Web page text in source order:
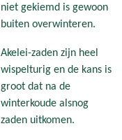
niet gekiemd is gewoon
buiten overwinteren.
Akelei-zaden zijn heel
wispelturig en de kans is
groot dat na de
winterkoude alsnog
zaden uitkomen.